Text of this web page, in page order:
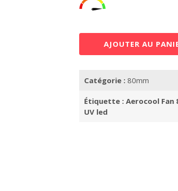
AJOUTER AU
Catégorie : 80mm
Étiquette : Aerocool Fan
UV led